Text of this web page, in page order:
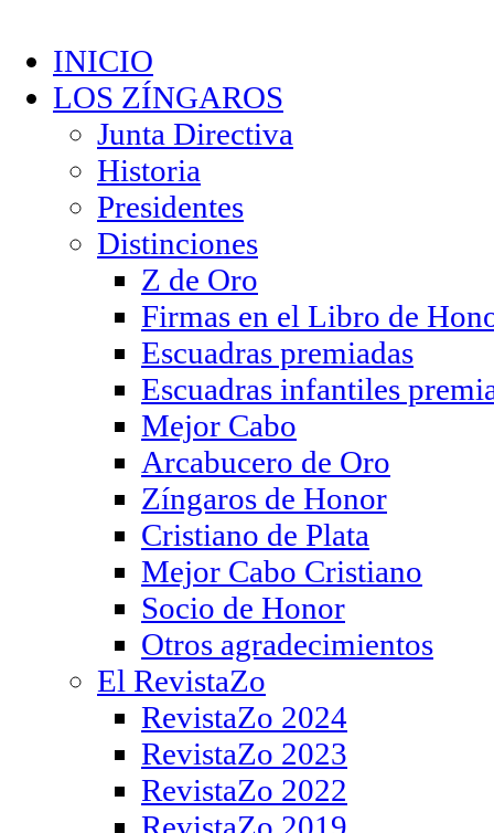
INICIO
LOS ZÍNGAROS
Junta Directiva
Historia
Presidentes
Distinciones
Z de Oro
Firmas en el Libro de
Escuadras premiadas
Escuadras infantiles
Mejor Cabo
Arcabucero de Oro
Zíngaros de Honor
Cristiano de Plata
Mejor Cabo Cristiano
Socio de Honor
Otros agradecimientos
El RevistaZo
RevistaZo 2024
RevistaZo 2023
RevistaZo 2022